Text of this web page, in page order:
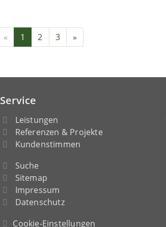
« 1 2 3 »
Service
Leistungen
Referenzen & Projekte
Kundenstimmen
Suche
Sitemap
Impressum
Datenschutz
Cookie-Einstellungen